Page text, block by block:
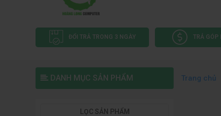
ĐỔI TRẢ TRONG 3 NGÀY TRẢ GÓP
DANH MỤC SẢN PHẨM Trang chủ
LỌC SẢN PHẨM